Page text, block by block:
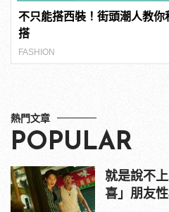
不只能搭西裝！街頭潮人教
搭
FASHION
熱門文章
POPULAR
就是說不
喜」朋友